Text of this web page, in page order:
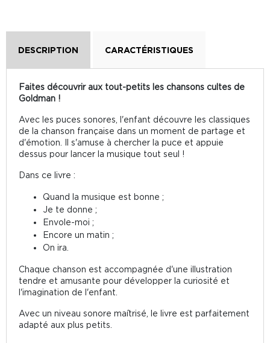
DESCRIPTION CARACTÉRISTIQUES
Faites découvrir aux tout-petits les chansons cultes de
Goldman !
Avec les puces sonores, l'enfant découvre les classiques
de la chanson française dans un moment de partage et
d'émotion. Il s'amuse à chercher la puce et appuie
dessus pour lancer la musique tout seul !
Dans ce livre :
Quand la musique est bonne ;
Je te donne ;
Envole-moi ;
Encore un matin ;
On ira.
Chaque chanson est accompagnée d'une illustration
tendre et amusante pour développer la curiosité et
l'imagination de l'enfant.
Avec un niveau sonore maîtrisé, le livre est parfaitement
adapté aux plus petits.